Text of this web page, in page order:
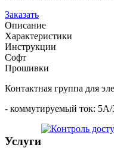
Заказать
Описание
Характеристики
Инструкции
Софт
Прошивки
Контактная группа для
- коммутируемый ток: 5A/
Услуги